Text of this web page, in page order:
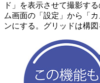
ド」を表示させて撮影す
ム画面の「設定」から「
ンにする。グリッドは構